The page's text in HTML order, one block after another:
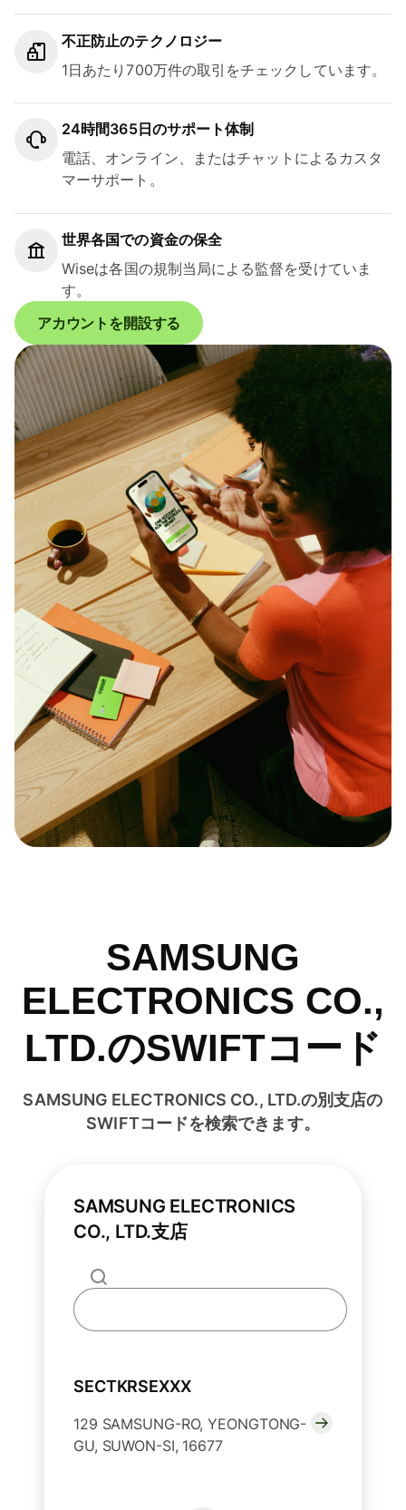
不正防止のテクノロジー
1日あたり700万件の取引をチェックしています。
24時間365日のサポート体制
電話、オンライン、またはチャットによるカスタ
マーサポート。
世界各国での資金の保全
Wiseは各国の規制当局による監督を受けていま
す。
アカウントを開設する
SAMSUNG
ELECTRONICS CO.,
LTD.のSWIFTコード
SAMSUNG ELECTRONICS CO., LTD.の別支店の
SWIFTコードを検索できます。
SAMSUNG ELECTRONICS
CO., LTD.支店
SECTKRSEXXX
129 SAMSUNG-RO, YEONGTONG-
GU, SUWON-SI, 16677